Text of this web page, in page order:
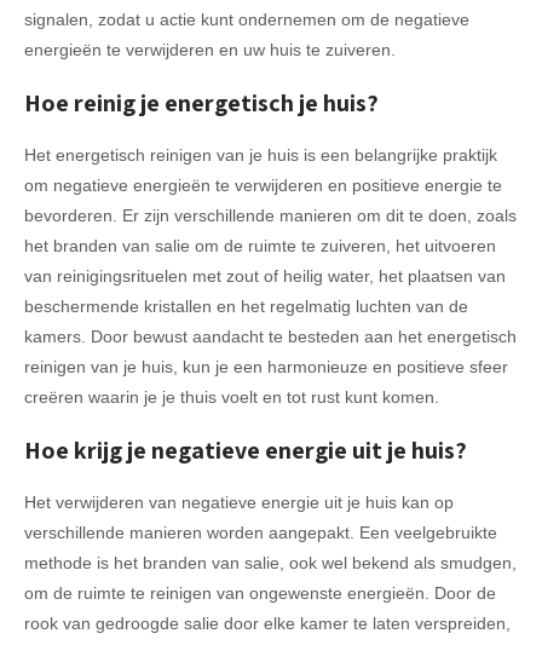
signalen, zodat u actie kunt ondernemen om de negatieve
energieën te verwijderen en uw huis te zuiveren.
Hoe reinig je energetisch je huis?
Het energetisch reinigen van je huis is een belangrijke praktijk
om negatieve energieën te verwijderen en positieve energie te
bevorderen. Er zijn verschillende manieren om dit te doen, zoals
het branden van salie om de ruimte te zuiveren, het uitvoeren
van reinigingsrituelen met zout of heilig water, het plaatsen van
beschermende kristallen en het regelmatig luchten van de
kamers. Door bewust aandacht te besteden aan het energetisch
reinigen van je huis, kun je een harmonieuze en positieve sfeer
creëren waarin je je thuis voelt en tot rust kunt komen.
Hoe krijg je negatieve energie uit je huis?
Het verwijderen van negatieve energie uit je huis kan op
verschillende manieren worden aangepakt. Een veelgebruikte
methode is het branden van salie, ook wel bekend als smudgen,
om de ruimte te reinigen van ongewenste energieën. Door de
rook van gedroogde salie door elke kamer te laten verspreiden,